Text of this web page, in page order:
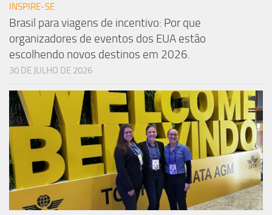
INSPIRE-SE
Brasil para viagens de incentivo: Por que
organizadores de eventos dos EUA estão
escolhendo novos destinos em 2026.
30 DE JULHO DE 2026